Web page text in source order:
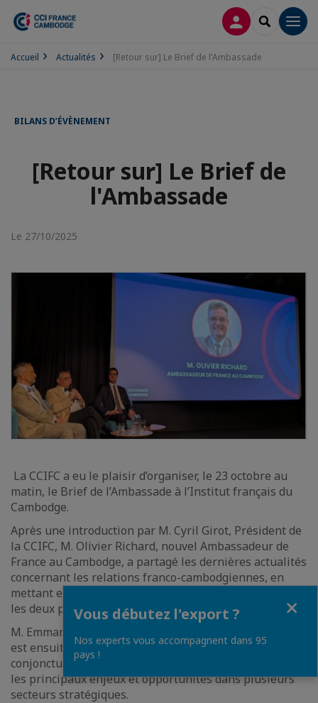
CONNEXION
Accueil Actualités [Retour sur] Le Brief de l'Ambassade
BILANS D’ÉVÈNEMENT
[Retour sur] Le Brief de
l'Ambassade
Le 27/10/2025
La CCIFC a eu le plaisir d’organiser, le 23 octobre au
matin, le Brief de l’Ambassade à l’Institut français du
Cambodge.
Après une introduction par M. Cyril Girot, Président de
la CCIFC, M. Olivier Richard, nouvel Ambassadeur de
France au Cambodge, a partagé les dernières actualités
concernant les relations franco-cambodgiennes, en
mettant en avant les perspectives de coopération entre
les deux pays.
M. Emmanuel Ly-Batallan, Chef du Service économique,
est ensuite intervenu pour présenter un aperçu de la
conjoncture économique du Cambodge, en soulignant
les principaux enjeux et opportunités dans plusieurs
secteurs stratégiques.
Vous débutez l'export ?
Nos experts vous accompagnent dans 95
pays !